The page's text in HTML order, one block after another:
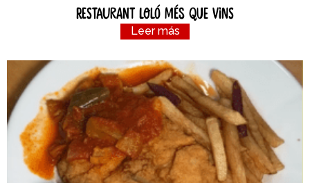
Restaurant Loló Més Que Vins
Leer más